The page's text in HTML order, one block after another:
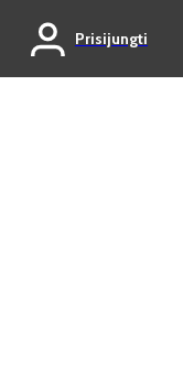
Prisijungti